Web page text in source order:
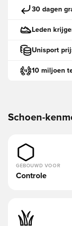
30 dagen
Leden
Unisport
10 miljoen
Schoen-
GEBOUWD VOOR
Controle